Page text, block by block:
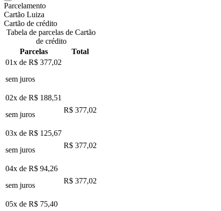
Parcelamento
Cartão Luiza
Cartão de crédito
Tabela de parcelas de Cartão
de crédito
Parcelas
Total
01x de R$ 377,02
sem juros
02x de R$ 188,51
sem juros
R$ 377,02
03x de R$ 125,67
sem juros
R$ 377,02
04x de R$ 94,26
sem juros
R$ 377,02
05x de R$ 75,40